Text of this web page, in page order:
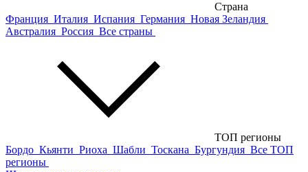
Страна
Франция Италия Испания Германия Новая Зеландия
Австралия Россия Все страны
ТОП регионы
Бордо Кьянти Риоха Шабли Тоскана Бургундия Все ТОП
регионы